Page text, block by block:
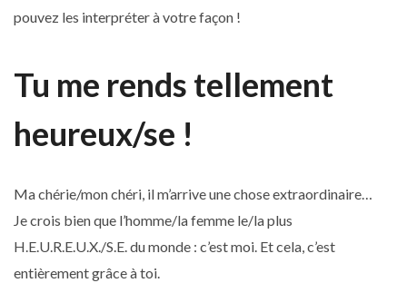
pouvez les interpréter à votre façon !
Tu me rends tellement
heureux/se !
Ma chérie/mon chéri, il m’arrive une chose extraordinaire…
Je crois bien que l’homme/la femme le/la plus
H.E.U.R.E.U.X./S.E. du monde : c’est moi. Et cela, c’est
entièrement grâce à toi.